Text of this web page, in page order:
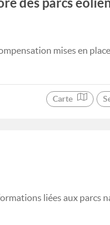
mises en
Carte
liées aux parcs